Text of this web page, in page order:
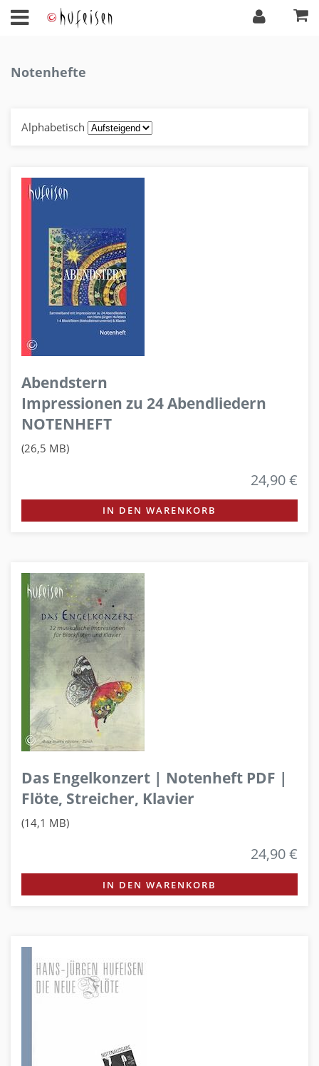
Notenhefte
Alphabetisch
Abendstern
Impressionen zu 24 Abendliedern
NOTENHEFT
(26,5 MB)
24,90 €
IN DEN WARENKORB
Das Engelkonzert | Notenheft PDF |
Flöte, Streicher, Klavier
(14,1 MB)
24,90 €
IN DEN WARENKORB